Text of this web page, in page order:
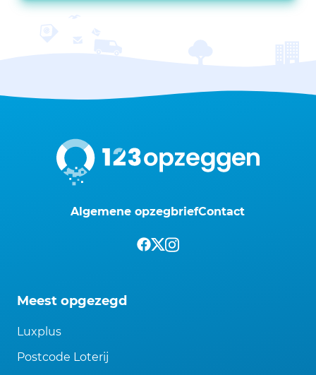
Algemene opzegbriefContact
Meest opgezegd
Luxplus
Postcode Loterij